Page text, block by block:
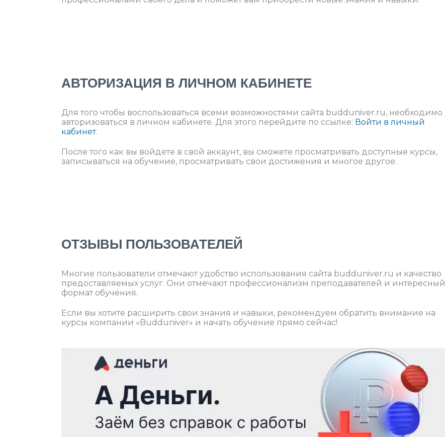
АВТОРИЗАЦИЯ В ЛИЧНОМ КАБИНЕТЕ
Для того чтобы воспользоваться всеми возможностями сайта budduniver.ru, необходимо
авторизоваться в личном кабинете. Для этого перейдите по ссылке: Войти в личный
кабинет.
После того как вы войдете в свой аккаунт, вы сможете просматривать доступные курсы,
записываться на обучение, просматривать свои достижения и многое другое.
ОТЗЫВЫ ПОЛЬЗОВАТЕЛЕЙ
Многие пользователи отмечают удобство использования сайта budduniver.ru и качество
предоставляемых услуг. Они отмечают профессионализм преподавателей и интересный
формат обучения.
Если вы хотите расширить свои знания и навыки, рекомендуем обратить внимание на
курсы компании «Budduniver» и начать обучение прямо сейчас!